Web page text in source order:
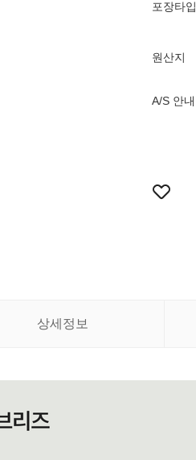
포장타입
원산지
A/S 안내
상세정보